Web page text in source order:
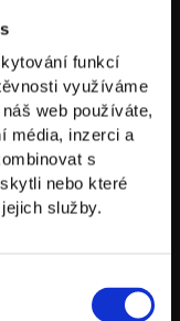
funkcí
využíváme
web používáte,
média, inzerci a
s
nebo které
služby.